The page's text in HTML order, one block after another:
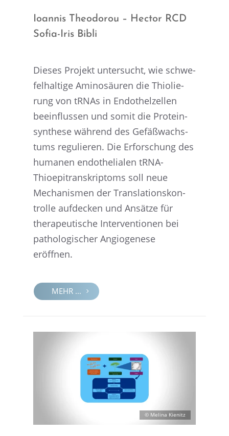
Ioannis Theodo­rou – Hector RCD
Sofia-Iris Bibli
Dieses Projekt unter­sucht, wie schwe­
fel­hal­tige Amino­säu­ren die Thiolie­
rung von tRNAs in Endothel­zel­len
beein­flus­sen und somit die Prote­in­
syn­these während des Gefäß­wachs­
tums regulie­ren. Die Erfor­schung des
humanen endothe­lia­len tRNA-
Thioepi­tran­skrip­toms soll neue
Mecha­nis­men der Trans­la­ti­ons­kon­
trolle aufde­cken und Ansätze für
thera­peu­ti­sche Inter­ven­tio­nen bei
patho­lo­gi­scher Angio­ge­nese
eröffnen.
MEHR ...
© Melina Kienitz